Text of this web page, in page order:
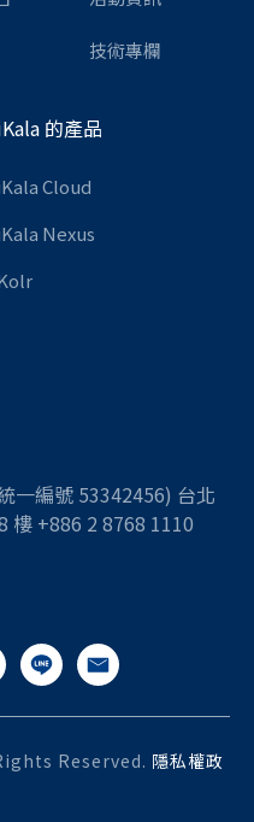
技術專欄
的產品
Cloud
Nexus
一編號 53342456) 台北
樓 +886 2 8768 1110
Reserved. 隱私權政